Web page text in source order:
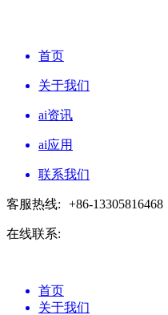
首页
关于我们
ai资讯
ai应用
联系我们
客服热线: +86-13305816468
在线联系:
首页
关于我们